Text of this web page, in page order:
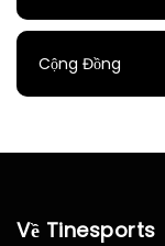
Cộng Đồng
Về Tinesports